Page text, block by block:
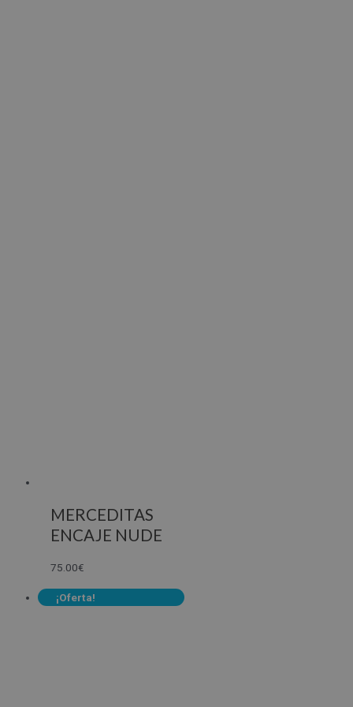
MERCEDITAS
ENCAJE NUDE
75.00€
¡Oferta!